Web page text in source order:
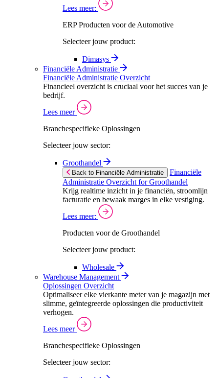
Lees meer:
ERP Producten voor de Automotive
Selecteer jouw product:
Dimasys
Financiële Administratie
Financiële Administratie Overzicht
Financieel overzicht is cruciaal voor het succes van je
bedrijf.
Lees meer
Branchespecifieke Oplossingen
Selecteer jouw sector:
Groothandel
Back to Financiële Administratie
Financiële
Administratie Overzicht for Groothandel
Krijg realtime inzicht in je financiën, stroomlijn
facturatie en bewaak marges in elke vestiging.
Lees meer:
Producten voor de Groothandel
Selecteer jouw product:
Wholesale
Warehouse Management
Oplossingen Overzicht
Optimaliseer elke vierkante meter van je magazijn met
slimme, geïntegreerde oplossingen die productiviteit
verhogen.
Lees meer
Branchespecifieke Oplossingen
Selecteer jouw sector: